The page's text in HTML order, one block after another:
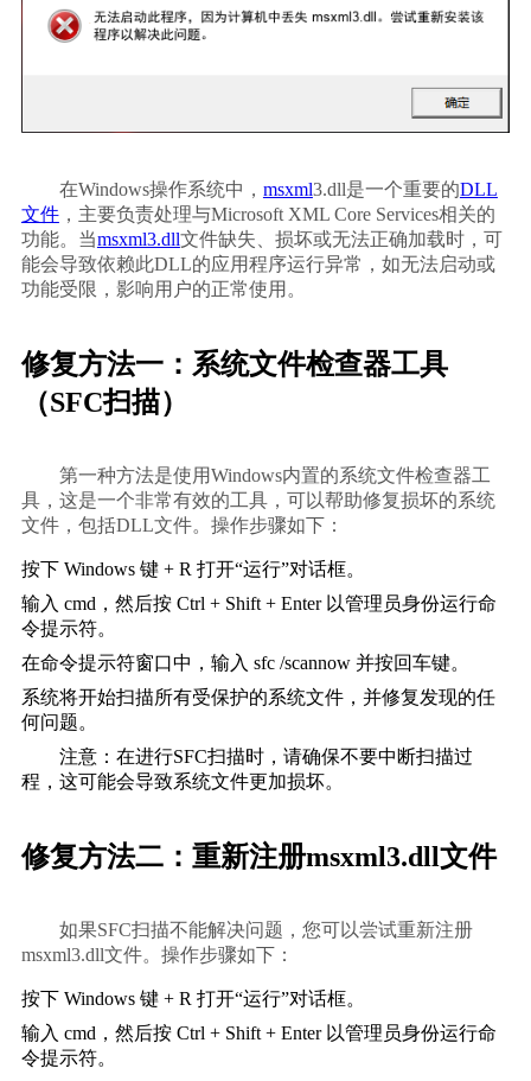
        在Windows操作系统中，
msxml3.dll是一个重要的DLL
文件，主要负责处理与Microsoft XML Core Services相关的
功能。当msxml3.dll文件缺失、损坏或无法正确加载时，可
能会导致依赖此DLL的应用程序运行异常，如无法启动或
功能受限，影响用户的正常使用。
修复方法一：系统文件检查器工具
（SFC扫描）
具，这是一个非常有效的工具，可以帮助修复损坏的系统
文件，包括DLL文件。操作步骤如下：
按下 Windows 键 + R 打开“运行”对话框。
输入 cmd ，然后按 Ctrl + Shift + Enter 以管理员身份运行命
令提示符。
在命令提示符窗口中，输入 sfc /scannow 并按回车键。
系统将开始扫描所有受保护的系统文件，并修复发现的任
何问题。
程，这可能会导致系统文件更加损坏。
修复方法二：重新注册msxml3.dll文件
msxml3.dll文件。操作步骤如下：
按下 Windows 键 + R 打开“运行”对话框。
输入 cmd ，然后按 Ctrl + Shift + Enter 以管理员身份运行命
令提示符。